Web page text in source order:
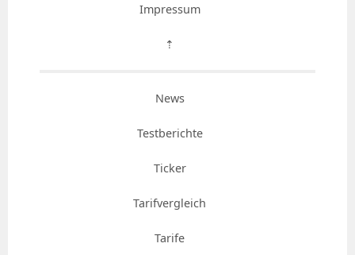
Impressum
⇡
News
Testberichte
Ticker
Tarifvergleich
Tarife